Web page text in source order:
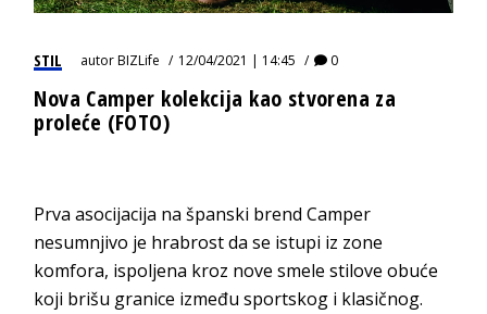
STIL autorBIZLife 12/04/2021 | 14:45 0
Nova Camper kolekcija kao stvorena za
proleće (FOTO)
Prva asocijacija na španski brend Camper
nesumnjivo je hrabrost da se istupi iz zone
komfora, ispoljena kroz nove smele stilove obuće
koji brišu granice između sportskog i klasičnog.